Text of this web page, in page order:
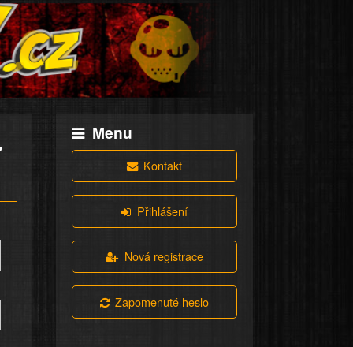
Menu
Kontakt
Přihlášení
Nová registrace
Zapomenuté heslo